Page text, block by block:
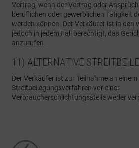
Vertrag, wenn der Vertrag oder
beruflichen oder gewerblichen Tätigkeit
werden können. Der Verkäufer ist in den
jedoch in jedem Fall berechtigt, das
anzurufen.
11) ALTERNATIVE
Der Verkäufer ist zur Teilnahme an einem
Streitbeilegungsverfahren vor einer
Verbraucherschlichtungsstelle weder